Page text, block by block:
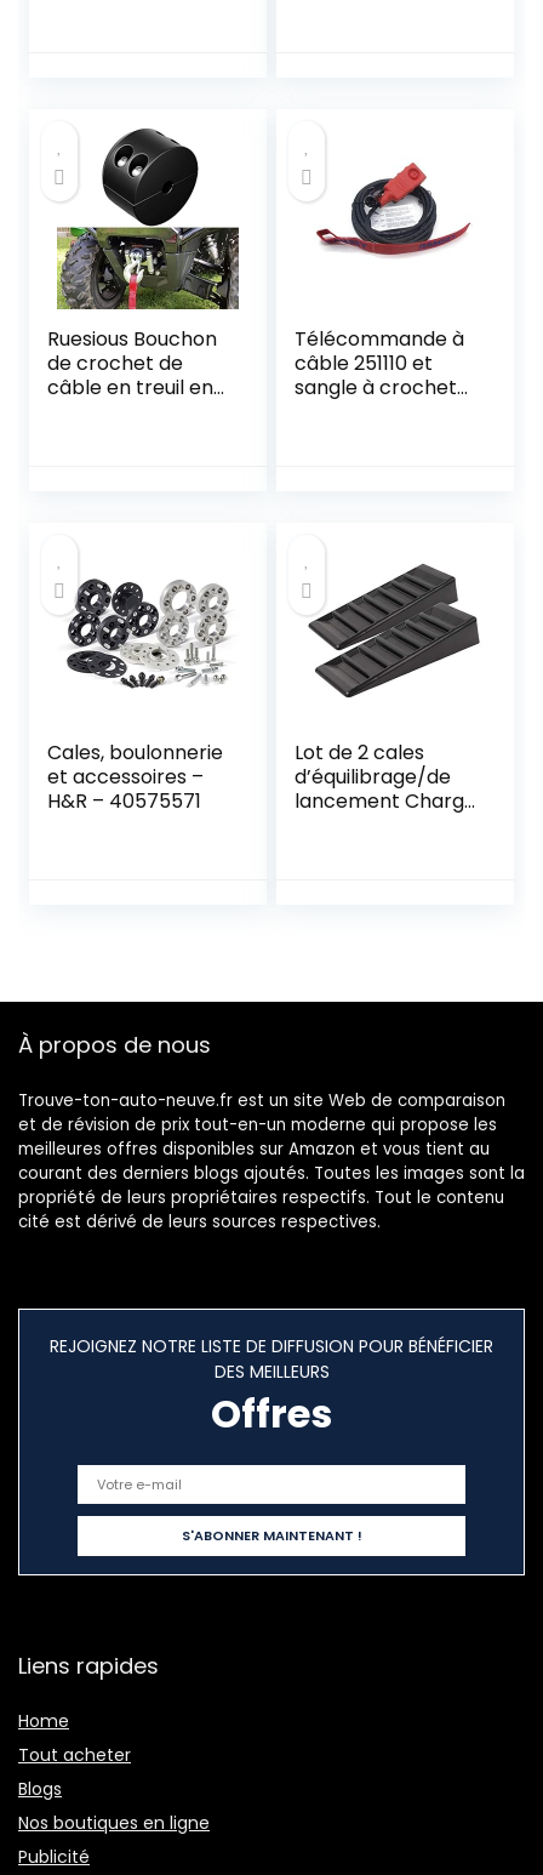
Ruesious Bouchon
de crochet de
câble en treuil en
Télécommande à
câble 251110 et
sangle à crochet
Cales, boulonnerie
et accessoires –
H&R – 40575571
Lot de 2 cales
d’équilibrage/de
lancement Charge
À propos de nous
Trouve-ton-auto-neuve.fr est un site Web de comparaison
et de révision de prix tout-en-un moderne qui propose les
meilleures offres disponibles sur Amazon et vous tient au
courant des derniers blogs ajoutés. Toutes les images sont la
propriété de leurs propriétaires respectifs. Tout le contenu
cité est dérivé de leurs sources respectives.
REJOIGNEZ NOTRE LISTE DE DIFFUSION POUR BÉNÉFICIER
DES MEILLEURS
Offres
Liens rapides
Home
Tout acheter
Blogs
Nos boutiques en ligne
Publicité